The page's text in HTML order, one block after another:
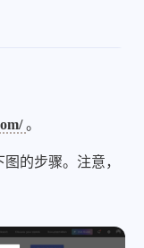
。
的步骤。注意，